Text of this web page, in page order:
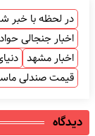
در لحظه با خبر
اخبار جنجالی
اخبار مشهد
قیمت صندلی
دیدگاه